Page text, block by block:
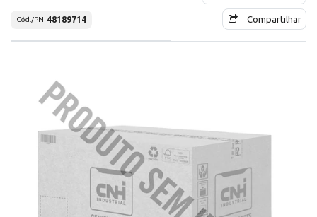
Cód./PN 48189714 Compartilhar